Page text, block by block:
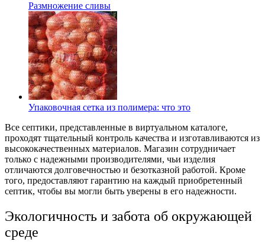
Размножение сливы
Упаковочная сетка из полимера: что это
Все септики, представленные в виртуальном каталоге,
проходят тщательный контроль качества и изготавливаются из
высококачественных материалов. Магазин сотрудничает
только с надежными производителями, чьи изделия
отличаются долговечностью и безотказной работой. Кроме
того, предоставляют гарантию на каждый приобретенный
септик, чтобы вы могли быть уверены в его надежности.
Экологичность и забота об окружающей
среде